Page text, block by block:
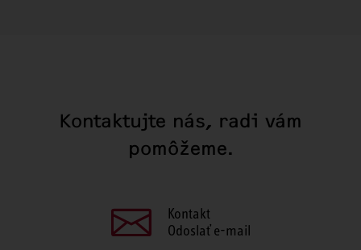
Kontaktujte nás, radi vám
pomôžeme.
Kontakt
Odoslať e-mail